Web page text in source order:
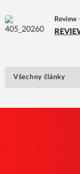
Review -
Všechny články